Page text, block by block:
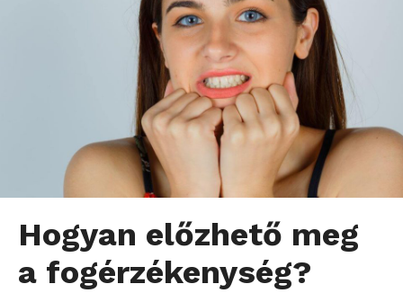
Hogyan előzhető meg
a fogérzékenység?